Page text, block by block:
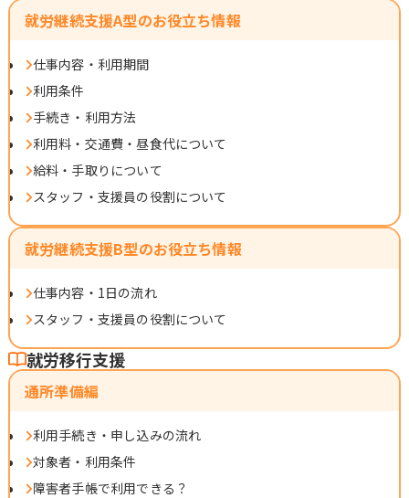
就労継続支援A型のお役立ち情報
仕事内容・利用期間
利用条件
手続き・利用方法
利用料・交通費・昼食代について
給料・手取りについて
スタッフ・支援員の役割について
就労継続支援B型のお役立ち情報
仕事内容・1日の流れ
スタッフ・支援員の役割について
就労移行支援
通所準備編
利用手続き・申し込みの流れ
対象者・利用条件
障害者手帳で利用できる？